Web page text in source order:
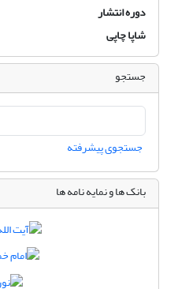
دوره انتشار
شاپا چاپی
جستجو
جستجوی پیشرفته
بانک ها و نمایه نامه ها